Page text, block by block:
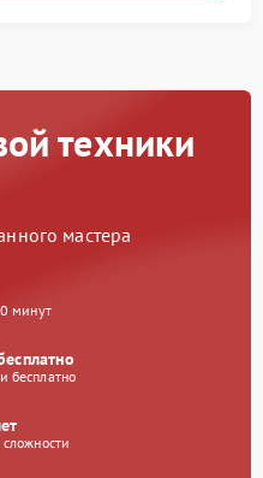
техники
мастера
минут
бесплатно